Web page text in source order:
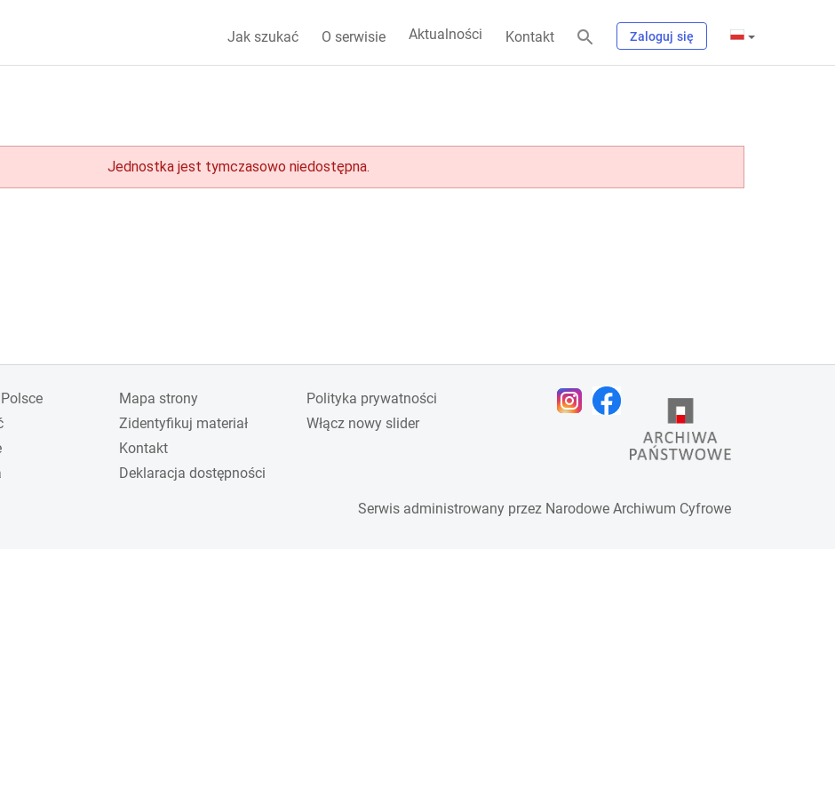
Jak szukać O serwisie Aktualności Kontakt Zaloguj się
Jednostka jest tymczasowo niedostępna.
Mapa strony
Zidentyfikuj materiał
Kontakt
Deklaracja dostępności
Polityka prywatności
Włącz nowy slider
Serwis administrowany przez Narodowe Archiwum Cyfrowe